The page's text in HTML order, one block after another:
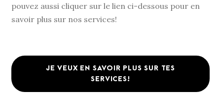
pouvez aussi cliquer sur le lien ci-dessous pour en
savoir plus sur nos services!
JE VEUX EN SAVOIR PLUS SUR TES
SERVICES!